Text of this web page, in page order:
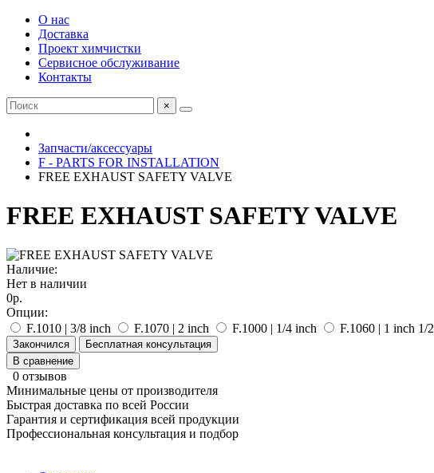
О нас
Доставка
Проект химчистки
Сервисное обслуживание
Контакты
×
Запчасти/аксессуары
F - PARTS FOR INSTALLATION
FREE EXHAUST SAFETY VALVE
FREE EXHAUST SAFETY VALVE
Наличие:
Нет в наличии
0р.
Опции:
F.1010 | 3/8 inch
F.1070 | 2 inch F.1000 | 1/4 inch F.1060 | 1 inch 1/2
Закончился
Бесплатная консультация
В сравнение
0 отзывов
Минимальные цены от производителя
Быстрая доставка по всей России
Гарантия и сертификация всей продукции
Профессиональная консультация и подбор